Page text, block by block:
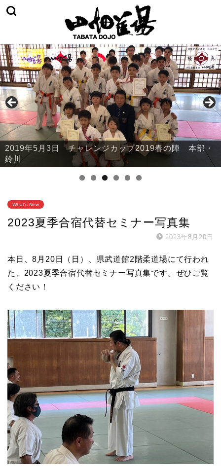
2019年5月3日 チャレンジカップ2019春の陣 山辺・
中山・大江
What's New
2023夏季合宿代替セミナー写真集
2023年8月20日
本日、8月20日（日）、県武道館2階柔道場にて行われ
た、2023夏季合宿代替セミナー写真集です。ぜひご覧
ください！